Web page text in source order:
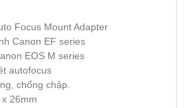
Focus Mount Adapter
Canon EF series
EOS M series
autofocus
chống chập.
26mm